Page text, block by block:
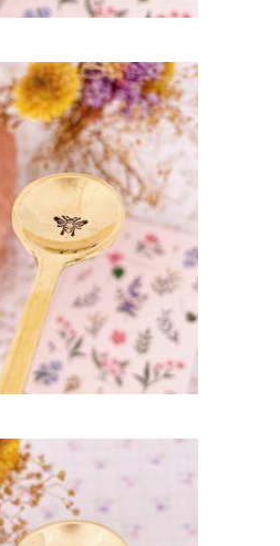
EN LAITON DORÉ LA
GRANDE ABEILLE
35,00
€
AU PANIER